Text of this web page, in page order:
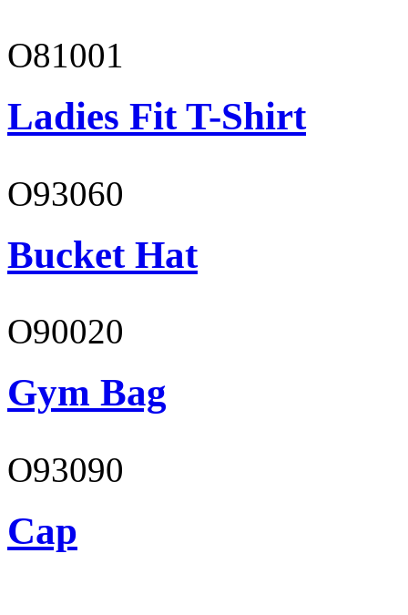
O81001
Ladies Fit T-Shirt
O93060
Bucket Hat
O90020
Gym Bag
O93090
Cap